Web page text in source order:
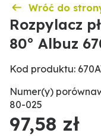
Wróć do
Rozpylacz
80° Albuz
Kod produktu:
Numer(y)
80-025
97,58 zł